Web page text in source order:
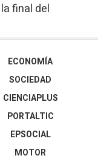
final del
ECONOMÍA
SOCIEDAD
CIENCIAPLUS
PORTALTIC
EPSOCIAL
MOTOR